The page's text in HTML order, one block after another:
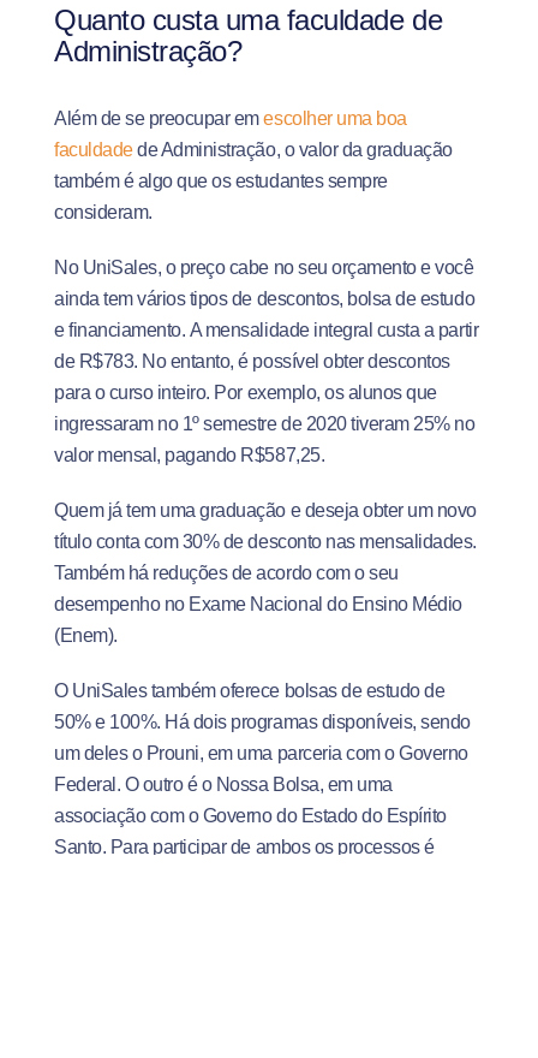
Quanto custa uma faculdade de
Administração?
Além de se preocupar emescolher uma boa
faculdadede Administração, o valor da graduação
também é algo que os estudantes sempre
consideram.
No UniSales, o preço cabe no seu orçamento e você
ainda tem vários tipos de descontos, bolsa de estudo
e financiamento. A mensalidade integral custa a partir
de R$783. No entanto, é possível obter descontos
para o curso inteiro. Por exemplo, os alunos que
ingressaram no 1º semestre de 2020 tiveram 25% no
valor mensal, pagando R$587,25.
Quem já tem uma graduação e deseja obter um novo
título conta com 30% de desconto nas mensalidades.
Também há reduções de acordo com o seu
desempenho no Exame Nacional do Ensino Médio
(Enem).
O UniSales também oferece bolsas de estudo de
50% e 100%. Há dois programas disponíveis, sendo
um deles o Prouni, em uma parceria com o Governo
Federal. O outro é o Nossa Bolsa, em uma
associação com o Governo do Estado do Espírito
Santo. Para participar de ambos os processos é